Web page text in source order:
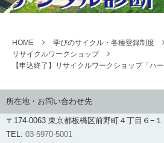
HOME 学びのサイクル・各種登録制度
リサイクルワークショップ
【申込終了】リサイクルワークショップ「ハ
所在地・お問い合わせ先
〒174-0063 東京都板橋区前野町４丁目６−１
TEL: 03-5970-5001